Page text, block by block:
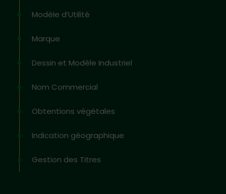
Modèle d’Utilité
Marque
Dessin et Modèle Industriel
Nom Commercial
Obtentions végétales
Indication géographique
Gestion des Titres